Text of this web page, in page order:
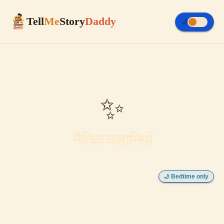
TellMeStoryDaddy 🌙
✨
नैतिक कहानियां
🌙 Bedtime only